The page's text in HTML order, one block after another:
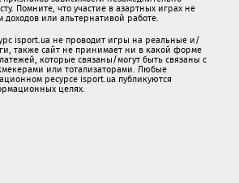
Помните, что участие в азартных играх не
или альтернативой работе.
isport.ua не проводит игры на реальные и/
также сайт не принимает ни в какой форме
которые связаны/могут быть связаны c
или тотализаторами. Любые
ресурсе isport.ua публикуютcя
целях.